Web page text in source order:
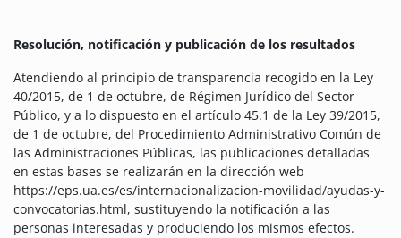
Resolución, notificación y publicación de los resultados
Atendiendo al principio de transparencia recogido en la Ley
40/2015, de 1 de octubre, de Régimen Jurídico del Sector
Público, y a lo dispuesto en el artículo 45.1 de la Ley 39/2015,
de 1 de octubre, del Procedimiento Administrativo Común de
las Administraciones Públicas, las publicaciones detalladas
en estas bases se realizarán en la dirección web
https://eps.ua.es/es/internacionalizacion-movilidad/ayudas-y-
convocatorias.html, sustituyendo la notificación a las
personas interesadas y produciendo los mismos efectos.